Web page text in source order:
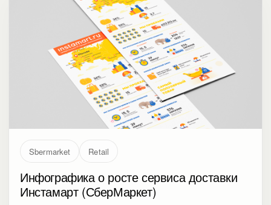
Sbermarket Retail
Инфографика о росте сервиса доставки
Инстамарт (СберМаркет)